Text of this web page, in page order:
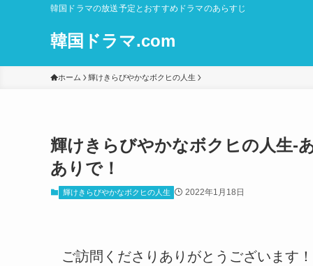
韓国ドラマの放送予定とおすすめドラマのあらすじ
韓国ドラマ.com
ホーム 輝けきらびやかなボクヒの人生
輝けきらびやかなボクヒの人生-
ありで！
輝けきらびやかなボクヒの人生 2022年1月18日
ご訪問くださりありがとうございます！